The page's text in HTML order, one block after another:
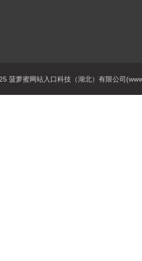
菠萝蜜网站入口科技（湖北）有限公司